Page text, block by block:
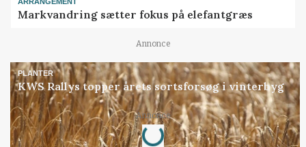
Markvandring sætter fokus på elefantgræs
Annonce
PLANTER
KWS Rallys topper årets sortsforsøg i vinterbyg
Annonce
Loading...